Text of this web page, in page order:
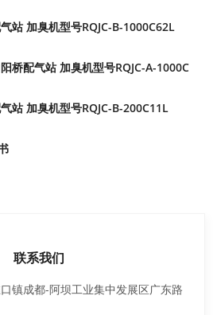
站 加臭机型号RQJC-B-1000C62L
桥配气站 加臭机型号RQJC-A-1000C
站 加臭机型号RQJC-B-200C11L
联系我们
镇成都-阿坝工业集中发展区广东路